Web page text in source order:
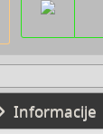
Informacije